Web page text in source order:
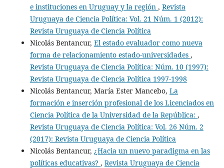
e instituciones en Uruguay y la región , Revista
Uruguaya de Ciencia Política: Vol. 21 Núm. 1 (2012):
Revista Uruguaya de Ciencia Política
Nicolás Bentancur, El estado evaluador como nueva
forma de relacionamiento estado-universidades ,
Revista Uruguaya de Ciencia Política: Núm. 10 (1997):
Revista Uruguaya de Ciencia Política 1997-1998
Nicolás Bentancur, María Ester Mancebo, La
formación e inserción profesional de los Licenciados en
Ciencia Política de la Universidad de la República: ,
Revista Uruguaya de Ciencia Política: Vol. 26 Núm. 2
(2017): Revista Uruguaya de Ciencia Política
Nicolás Bentancur, ¿Hacia un nuevo paradigma en las
políticas educativas? , Revista Uruguaya de Ciencia